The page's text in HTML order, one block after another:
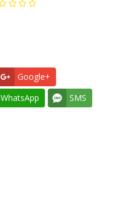
Google+
WhatsApp SMS